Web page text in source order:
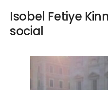
Isobel Fetiye
social